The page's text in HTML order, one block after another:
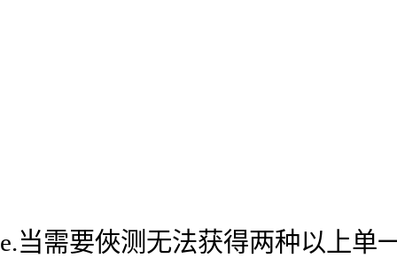
e.当需要俠测无法获得两种以上单